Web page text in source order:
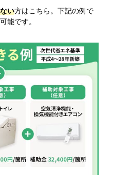
い方はこちら。下記の例で
能です。